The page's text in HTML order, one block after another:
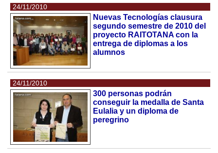
24/11/2010
Nuevas Tecnologías clausura
segundo semestre de 2010 del
proyecto RAITOTANA con la
entrega de diplomas a los
alumnos
24/11/2010
300 personas podrán
conseguir la medalla de Santa
Eulalia y un diploma de
peregrino